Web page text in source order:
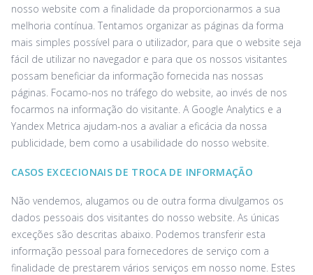
nosso website com a finalidade da proporcionarmos a sua
melhoria contínua. Tentamos organizar as páginas da forma
mais simples possível para o utilizador, para que o website seja
fácil de utilizar no navegador e para que os nossos visitantes
possam beneficiar da informação fornecida nas nossas
páginas. Focamo-nos no tráfego do website, ao invés de nos
focarmos na informação do visitante. A Google Analytics e a
Yandex Metrica ajudam-nos a avaliar a eficácia da nossa
publicidade, bem como a usabilidade do nosso website.
CASOS EXCECIONAIS DE TROCA DE INFORMAÇÃO
Não vendemos, alugamos ou de outra forma divulgamos os
dados pessoais dos visitantes do nosso website. As únicas
exceções são descritas abaixo. Podemos transferir esta
informação pessoal para fornecedores de serviço com a
finalidade de prestarem vários serviços em nosso nome. Estes